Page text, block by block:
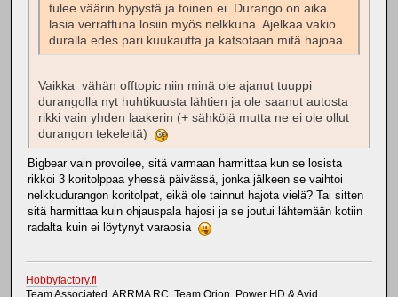
tulee väärin hypystä ja toinen ei. Durango on aika
lasia verrattuna losiin myös nelkkuna. Ajelkaa vakio
duralla edes pari kuukautta ja katsotaan mitä hajoaa.
Vaikka vähän offtopic niin minä ole ajanut tuuppi
durangolla nyt huhtikuusta lähtien ja ole saanut autosta
rikki vain yhden laakerin (+ sähköjä mutta ne ei ole ollut
durangon tekeleitä)
Bigbear vain provoilee, sitä varmaan harmittaa kun se losista
rikkoi 3 koritolppaa yhessä päivässä, jonka jälkeen se vaihtoi
nelkkudurangon koritolpat, eikä ole tainnut hajota vielä? Tai sitten
sitä harmittaa kuin ohjauspala hajosi ja se joutui lähtemään kotiin
radalta kuin ei löytynyt varaosia
Hobbyfactory.fi